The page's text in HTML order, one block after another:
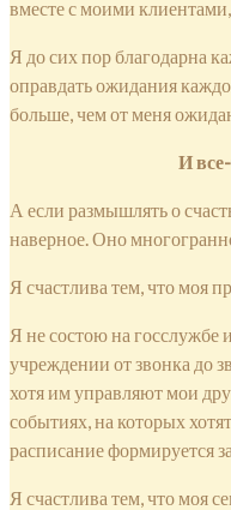
вместе с моими клиентами,
Я до сих пор благодарна
оправдать ожидания
больше, чем от меня
И
А если размышлять о
наверное. Оно
Я счастлива тем, что моя
Я не состою на
учреждении от звонка до
хотя им управляют мои
событиях, на которых
расписание формируется
Я счастлива тем, что моя